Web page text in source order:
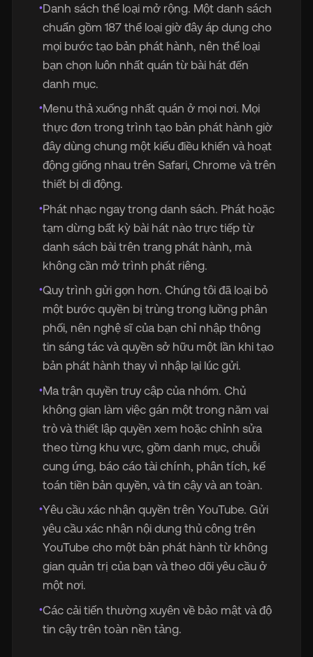
•Danh sách thể loại mở rộng. Một danh sách
chuẩn gồm 187 thể loại giờ đây áp dụng cho
mọi bước tạo bản phát hành, nên thể loại
bạn chọn luôn nhất quán từ bài hát đến
danh mục.
•Menu thả xuống nhất quán ở mọi nơi. Mọi
thực đơn trong trình tạo bản phát hành giờ
đây dùng chung một kiểu điều khiển và hoạt
động giống nhau trên Safari, Chrome và trên
thiết bị di động.
•Phát nhạc ngay trong danh sách. Phát hoặc
tạm dừng bất kỳ bài hát nào trực tiếp từ
danh sách bài trên trang phát hành, mà
không cần mở trình phát riêng.
•Quy trình gửi gọn hơn. Chúng tôi đã loại bỏ
một bước quyền bị trùng trong luồng phân
phối, nên nghệ sĩ của bạn chỉ nhập thông
tin sáng tác và quyền sở hữu một lần khi tạo
bản phát hành thay vì nhập lại lúc gửi.
•Ma trận quyền truy cập của nhóm. Chủ
không gian làm việc gán một trong năm vai
trò và thiết lập quyền xem hoặc chỉnh sửa
theo từng khu vực, gồm danh mục, chuỗi
cung ứng, báo cáo tài chính, phân tích, kế
toán tiền bản quyền, và tin cậy và an toàn.
•Yêu cầu xác nhận quyền trên YouTube. Gửi
yêu cầu xác nhận nội dung thủ công trên
YouTube cho một bản phát hành từ không
gian quản trị của bạn và theo dõi yêu cầu ở
một nơi.
•Các cải tiến thường xuyên về bảo mật và độ
tin cậy trên toàn nền tảng.